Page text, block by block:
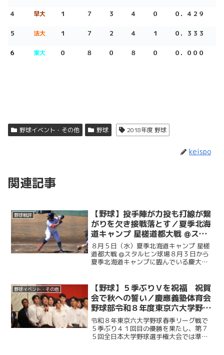
４ 早大 １ ７ ３ ４ ０ ０．４２９
５ 法大 １ ７ ２ ４ １ ０．３３３
６ 東大 ０ ８ ０ ８ ０ ０．０００
野球イベント・その他 野球 2018年度 野球
keispo
関連記事
野球戦評
【野球】投手陣が力投も打線が繋
がりを欠き接戦落とす／夏季北海
道キャンプ 星槎道都大戦 @スタ
ルヒン球場
８月５日（水）夏季北海道キャンプ 星槎
道都大戦 @スタルヒン球場８月３日から
夏季北海道キャンプに臨んでいる慶大。
（商４・慶應）が相手打線に得点を許
し、２点を追う展開に。そ...
野球イベント・その他
【野球】５季ぶりＶを祝福 祝賀
会で秋への誓い／慶應義塾体育会
野球部令和８年度東京六大学野球
春季リーグ戦優勝 祝賀会～前編
～
令和８年東京六大学野球春季リーグ戦で
５季ぶり４１回目の優勝を果たし、第７
５回全日本大学野球選手権大会では準優